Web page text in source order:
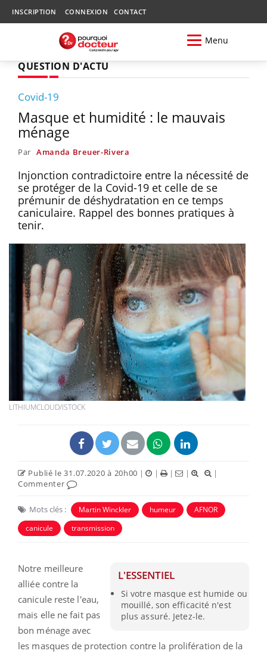
INSCRIPTION CONNEXION CONTACT
Menu
QUESTION D'ACTU
Covid-19
Masque et humidité : le mauvais
ménage
Par Amanda Breuer-Rivera
Injonction contradictoire entre la nécessité de
se protéger de la Covid-19 et celle de se
prémunir de déshydratation en ce temps
caniculaire. Rappel des bonnes pratiques à
tenir.
LITHIUMCLOUD/ISTOCK
Publié le 31.07.2020 à 20h00 | | | |
|
Commenter
Mots clés : Martin Winckler humeur
AFNOR
canicule
transmission
L'ESSENTIEL
Si votre masque est humide ou
mouillé, son efficacité n'est
plus assuré. Jetez-le.
Notre meilleure
alliée contre la
canicule reste l'eau,
mais elle ne fait pas
bon ménage avec
les masques de protection contre la prolifération de la